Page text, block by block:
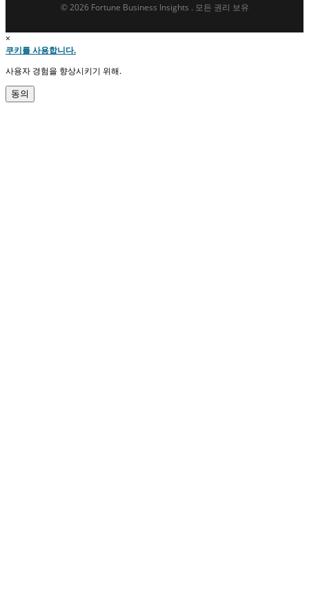
© 2026 Fortune Business Insights . 모든 권리 보유
×
쿠키를 사용합니다.
사용자 경험을 향상시키기 위해.
동의